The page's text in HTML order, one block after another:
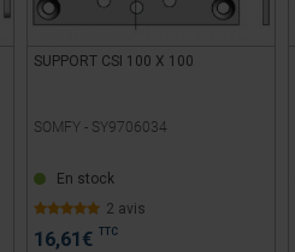
SUPPORT CSI 100 X 100
SOMFY - SY9706034
En stock
2 avis
16,61 € TTC